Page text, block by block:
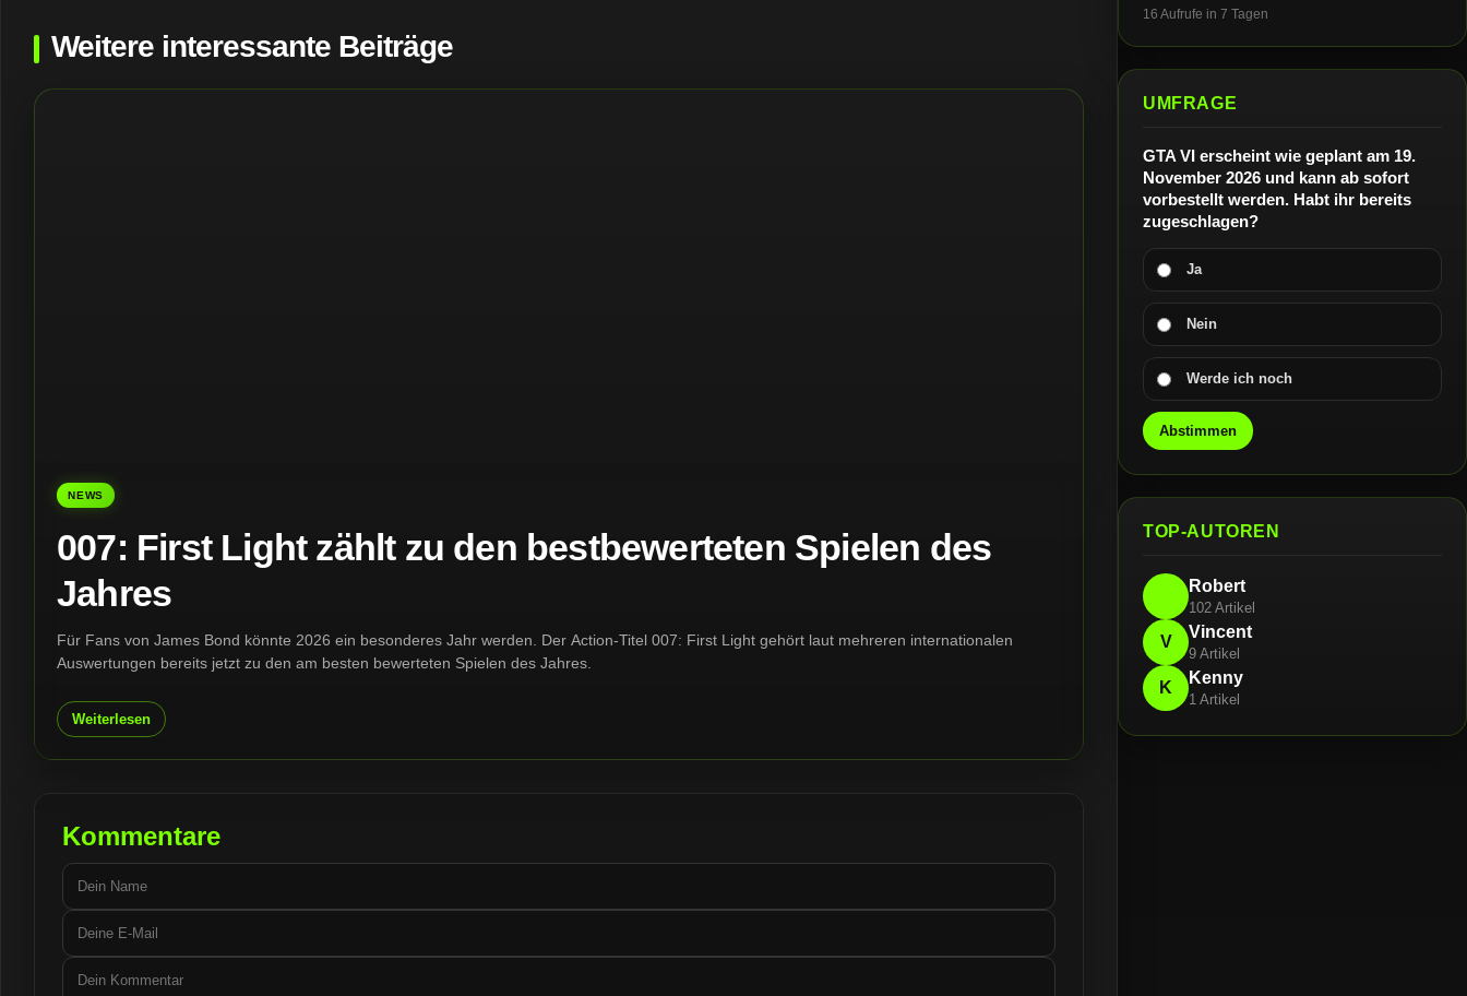
Weitere interessante Beiträge
NEWS
007: First Light zählt zu den bestbewerteten Spielen des
Jahres
Für Fans von James Bond könnte 2026 ein besonderes Jahr werden. Der Action-Titel 007: First Light gehört laut mehreren internationalen
Auswertungen bereits jetzt zu den am besten bewerteten Spielen des Jahres.
Weiterlesen
Kommentare
16 Aufrufe in 7 Tagen
UMFRAGE
GTA VI erscheint wie geplant am 19.
November 2026 und kann ab sofort
vorbestellt werden. Habt ihr bereits
zugeschlagen?
Ja
Nein
Werde ich noch
Abstimmen
TOP-AUTOREN
Robert
102 Artikel
V
Vincent
9 Artikel
K
Kenny
1 Artikel